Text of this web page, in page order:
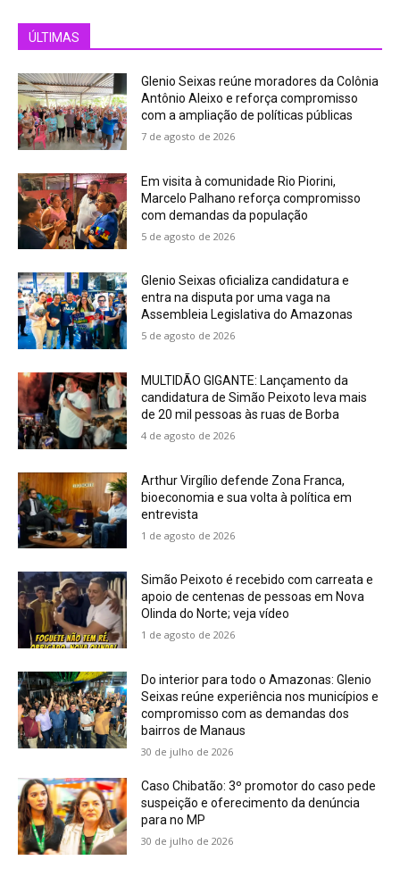
ÚLTIMAS
Glenio Seixas reúne moradores da Colônia
Antônio Aleixo e reforça compromisso
com a ampliação de políticas públicas
7 de agosto de 2026
Em visita à comunidade Rio Piorini,
Marcelo Palhano reforça compromisso
com demandas da população
5 de agosto de 2026
Glenio Seixas oficializa candidatura e
entra na disputa por uma vaga na
Assembleia Legislativa do Amazonas
5 de agosto de 2026
MULTIDÃO GIGANTE: Lançamento da
candidatura de Simão Peixoto leva mais
de 20 mil pessoas às ruas de Borba
4 de agosto de 2026
Arthur Virgílio defende Zona Franca,
bioeconomia e sua volta à política em
entrevista
1 de agosto de 2026
Simão Peixoto é recebido com carreata e
apoio de centenas de pessoas em Nova
Olinda do Norte; veja vídeo
1 de agosto de 2026
Do interior para todo o Amazonas: Glenio
Seixas reúne experiência nos municípios e
compromisso com as demandas dos
bairros de Manaus
30 de julho de 2026
Caso Chibatão: 3º promotor do caso pede
suspeição e oferecimento da denúncia
para no MP
30 de julho de 2026